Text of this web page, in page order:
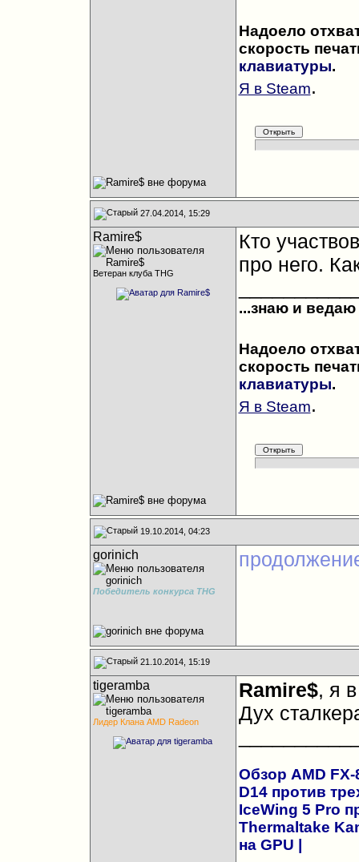
Надоело
скорость
клавиатуры.
Я в Steam.
27.04.2014, 15:29
Ramire$
Ветеран клуба THG
Кто
про него.
...знаю и ведаю
Надоело
скорость
клавиатуры.
Я в Steam.
19.10.2014, 04:23
gorinich
Победитель конкурса THG
21.10.2014, 15:19
tigeramba
Лидер Клана AMD Radeon
Ramire$, я
Дух
Обзор AMD FX-
D14 против
IceWing 5 Pro
Thermaltake
на GPU